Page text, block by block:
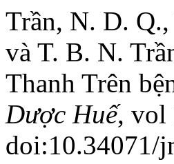
Trần, N. D.
và T. B. N.
Thanh Trên
Dược Huế, vol
doi:10.34071/